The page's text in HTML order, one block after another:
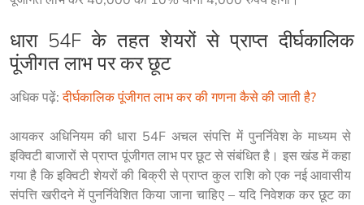
धारा 54F के तहत शेयरों से प्राप्त दीर्घकालिक
पूंजीगत लाभ पर कर छूट
अधिक पढ़ें: दीर्घकालिक पूंजीगत लाभ कर की गणना कैसे की जाती है?
आयकर अधिनियम की धारा 54F अचल संपत्ति में पुनर्निवेश के माध्यम से
इक्विटी बाजारों से प्राप्त पूंजीगत लाभ पर छूट से संबंधित है। इस खंड में कहा
गया है कि इक्विटी शेयरों की बिक्री से प्राप्त कुल राशि को एक नई आवासीय
संपत्ति खरीदने में पुनर्निवेशित किया जाना चाहिए – यदि निवेशक कर छूट का